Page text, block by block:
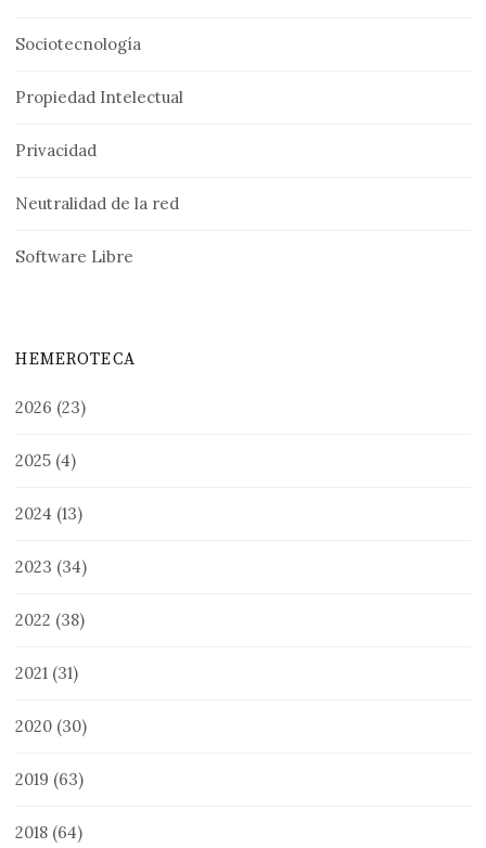
Sociotecnología
Propiedad Intelectual
Privacidad
Neutralidad de la red
Software Libre
HEMEROTECA
2026 (23)
2025 (4)
2024 (13)
2023 (34)
2022 (38)
2021 (31)
2020 (30)
2019 (63)
2018 (64)